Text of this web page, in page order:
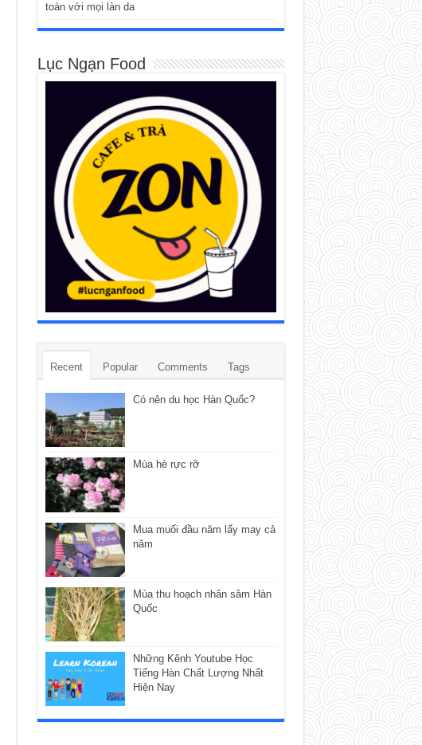
toàn với mọi làn da
Lục Ngạn Food
Recent Popular Comments Tags
Có nên du học Hàn Quốc?
Mùa hè rực rỡ
Mua muối đầu năm lấy may cả
năm
Mùa thu hoạch nhân sâm Hàn
Quốc
Những Kênh Youtube Học
Tiếng Hàn Chất Lượng Nhất
Hiện Nay